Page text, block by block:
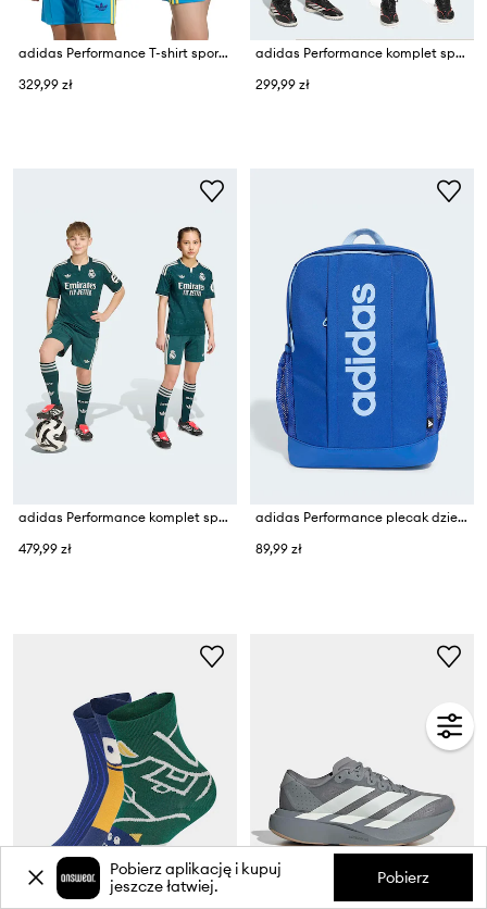
adidas Performance T-shirt sportowy dziecięcy REAL MADRID
329,99 zł
adidas Performance komplet sportowy dziecięcy REAL MADRID
299,99 zł
adidas Performance komplet sportowy dziecięcy REAL MADRID
479,99 zł
adidas Performance plecak dziecięcy
89,99 zł
Pobierz aplikację i kupuj
jeszcze łatwiej.
Pobierz